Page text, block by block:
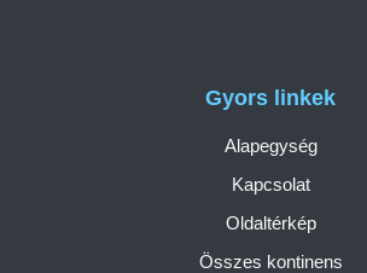
Gyors linkek
Alapegység
Kapcsolat
Oldaltérkép
Összes kontinens